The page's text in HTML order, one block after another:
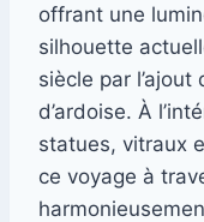
offrant une
silhouette
siècle par l’ajout
d’ardoise. À
statues, vitraux
ce voyage à